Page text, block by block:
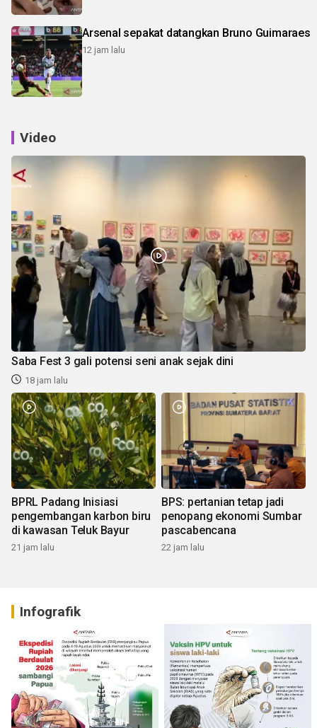
Arsenal sepakat datangkan Bruno Guimaraes
12 jam lalu
Video
Saba Fest 3 gali potensi seni anak sejak dini
18 jam lalu
BPRL Padang Inisiasi
pengembangan karbon biru
di kawasan Teluk Bayur
21 jam lalu
BPS: pertanian tetap jadi
penopang ekonomi Sumbar
pascabencana
22 jam lalu
Infografik